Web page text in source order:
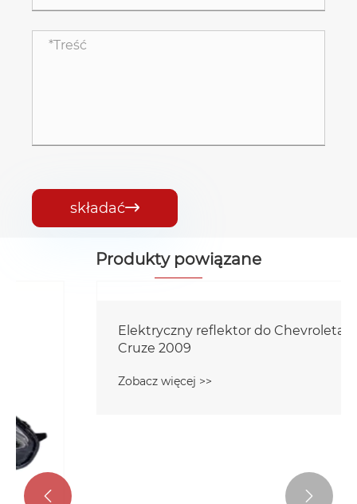
składać
Produkty powiązane
Elektryczny reflektor do Chevroleta
Cruze 2009
Zobacz więcej >>
 